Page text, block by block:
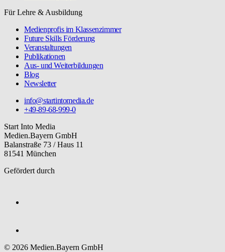
Für Lehre & Ausbildung
Medienprofis im Klassenzimmer
Future Skills Förderung
Veranstaltungen
Publikationen
Aus- und Weiterbildungen
Blog
Newsletter
info@startintomedia.de
+49-89-68-999-0
Start Into Media
Medien.Bayern GmbH
Balanstraße 73 / Haus 11
81541 München
Gefördert durch
© 2026 Medien.Bayern GmbH